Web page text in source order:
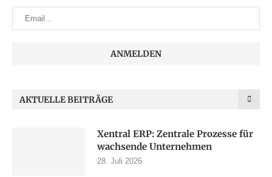
AKTUELLE BEITRÄGE
Xentral ERP: Zentrale Prozesse für
wachsende Unternehmen
28. Juli 2026